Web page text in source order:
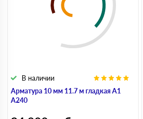
Арматура 10 мм 11.7 м гладкая А1
А240
В наличии